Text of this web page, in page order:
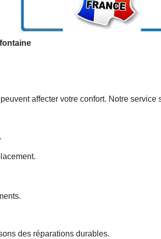
peuvent affecter votre confort. Notre
des réparations durables.